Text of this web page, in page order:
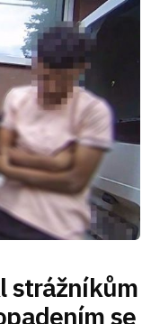
strážníkům
se